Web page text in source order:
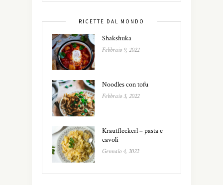
RICETTE DAL MONDO
Shakshuka
Febbraio 9, 2022
Noodles con tofu
Febbraio 3, 2022
Krautfleckerl – pasta e
cavoli
Gennaio 4, 2022